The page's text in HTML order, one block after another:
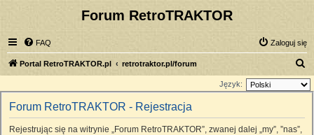
Forum RetroTRAKTOR
FAQ Zaloguj się
Portal RetroTRAKTOR.pl retrotraktor.pl/forum
z
Język:
Forum RetroTRAKTOR - Rejestracja
Rejestrując się na witrynie „Forum RetroTRAKTOR”, zwanej dalej „my”, ”nas”,